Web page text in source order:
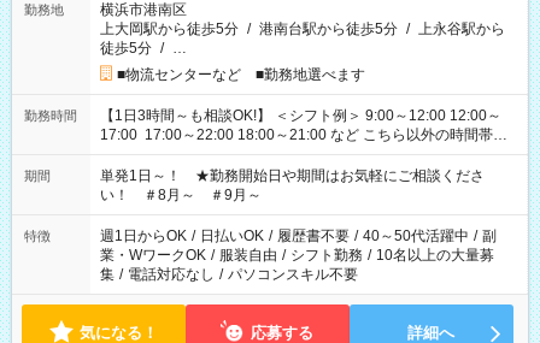
勤務地
横浜市港南区
上大岡駅から徒歩5分 / 港南台駅から徒歩5分 / 上永谷駅から
徒歩5分 / …
■物流センターなど ■勤務地選べます
勤務時間
【1日3時間～も相談OK!】 ＜シフト例＞ 9:00～12:00 12:00～
17:00 17:00～22:00 18:00～21:00 など こちら以外の時間帯も
お気軽にご相談ください！
期間
単発1日～！ ★勤務開始日や期間はお気軽にご相談くださ
い！ ＃8月～ ＃9月～
特徴 週1日からOK / 日払いOK / 履歴書不要 / 40～50代活躍中 / 副
業・WワークOK / 服装自由 / シフト勤務 / 10名以上の大量募
集 / 電話対応なし / パソコンスキル不要
気になる！ 応募する 詳細へ